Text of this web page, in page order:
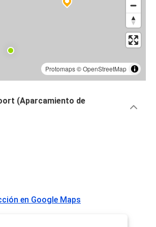
Protomaps©OpenStreetMap
(Aparcamiento de
en Google Maps